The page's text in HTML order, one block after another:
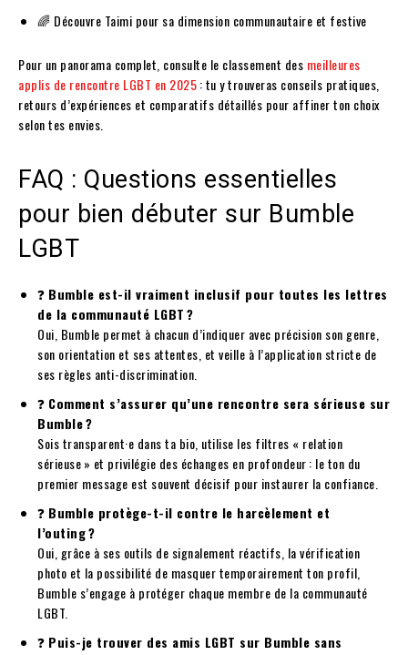
🌈 Découvre Taimi pour sa dimension communautaire et festive
Pour un panorama complet, consulte le classement des meilleures
applis de rencontre LGBT en 2025: tu y trouveras conseils pratiques,
retours d’expériences et comparatifs détaillés pour affiner ton choix
selon tes envies.
FAQ : Questions essentielles
pour bien débuter sur Bumble
LGBT
❓ Bumble est-il vraiment inclusif pour toutes les lettres
de la communauté LGBT ?
Oui, Bumble permet à chacun d’indiquer avec précision son genre,
son orientation et ses attentes, et veille à l’application stricte de
ses règles anti-discrimination.
❓ Comment s’assurer qu’une rencontre sera sérieuse sur
Bumble ?
Sois transparent·e dans ta bio, utilise les filtres « relation
sérieuse » et privilégie des échanges en profondeur : le ton du
premier message est souvent décisif pour instaurer la confiance.
❓ Bumble protège-t-il contre le harcèlement et
l’outing ?
Oui, grâce à ses outils de signalement réactifs, la vérification
photo et la possibilité de masquer temporairement ton profil,
Bumble s’engage à protéger chaque membre de la communauté
LGBT.
❓ Puis-je trouver des amis LGBT sur Bumble sans